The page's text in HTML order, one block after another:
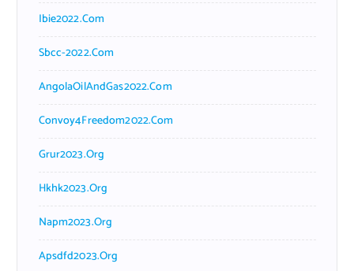
Ibie2022.com
Sbcc-2022.com
AngolaOilAndGas2022.com
Convoy4Freedom2022.com
Grur2023.org
Hkhk2023.org
Napm2023.org
Apsdfd2023.org